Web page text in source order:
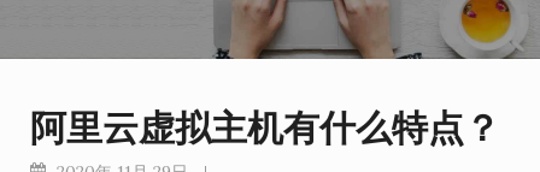
阿里云虚拟主机有什么特点？